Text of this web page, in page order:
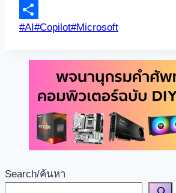
Link
Email
Share
Post
#AI#Copilot#Microsoft
Search/ค้นหา